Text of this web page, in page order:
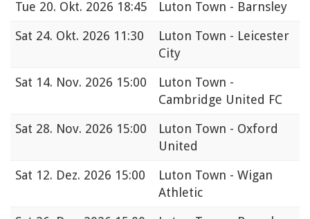
Tue 20. Okt. 2026 18:45
Luton Town - Barnsley
Sat 24. Okt. 2026 11:30
Luton Town - Leicester
City
Sat 14. Nov. 2026 15:00
Luton Town -
Cambridge United FC
Sat 28. Nov. 2026 15:00
Luton Town - Oxford
United
Sat 12. Dez. 2026 15:00
Luton Town - Wigan
Athletic